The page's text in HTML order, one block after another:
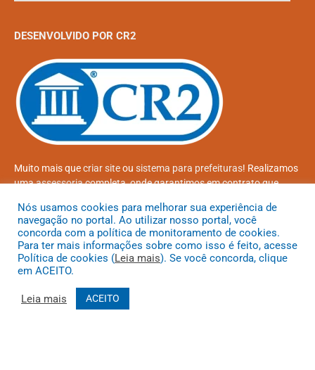
DESENVOLVIDO POR CR2
Muito mais quecriar siteou sistema para prefeituras! Realizamos
umaassessoriacompleta, onde garantimos em contrato que
atendidas.
Conheça oPNTPe oRadar da Transparência Pública
Todos os direitos reservados a Prefeitura Municipal de Coroatá
Nós usamos cookies para melhorar sua experiência de
navegação no portal. Ao utilizar nosso portal, você
concorda com a política de monitoramento de cookies.
Para ter mais informações sobre como isso é feito, acesse
Política de cookies (Leia mais). Se você concorda, clique
em ACEITO.
Leia mais ACEITO